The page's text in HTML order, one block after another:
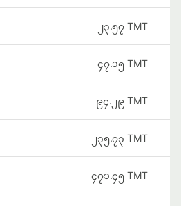
၂၃.၅၇ TMT
၄၇.၁၅ TMT
၉၄.၂၉ TMT
၂၃၅.၇၃ TMT
၄၇၁.၄၅ TMT